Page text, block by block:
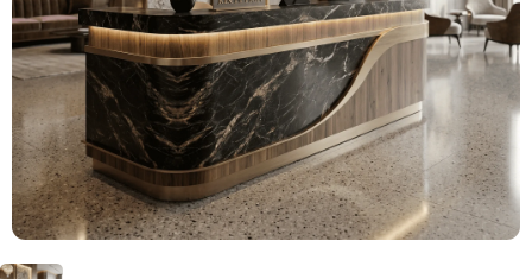
Рассрочка и кредит
Схема работы
Акции и скидки
Портфолио